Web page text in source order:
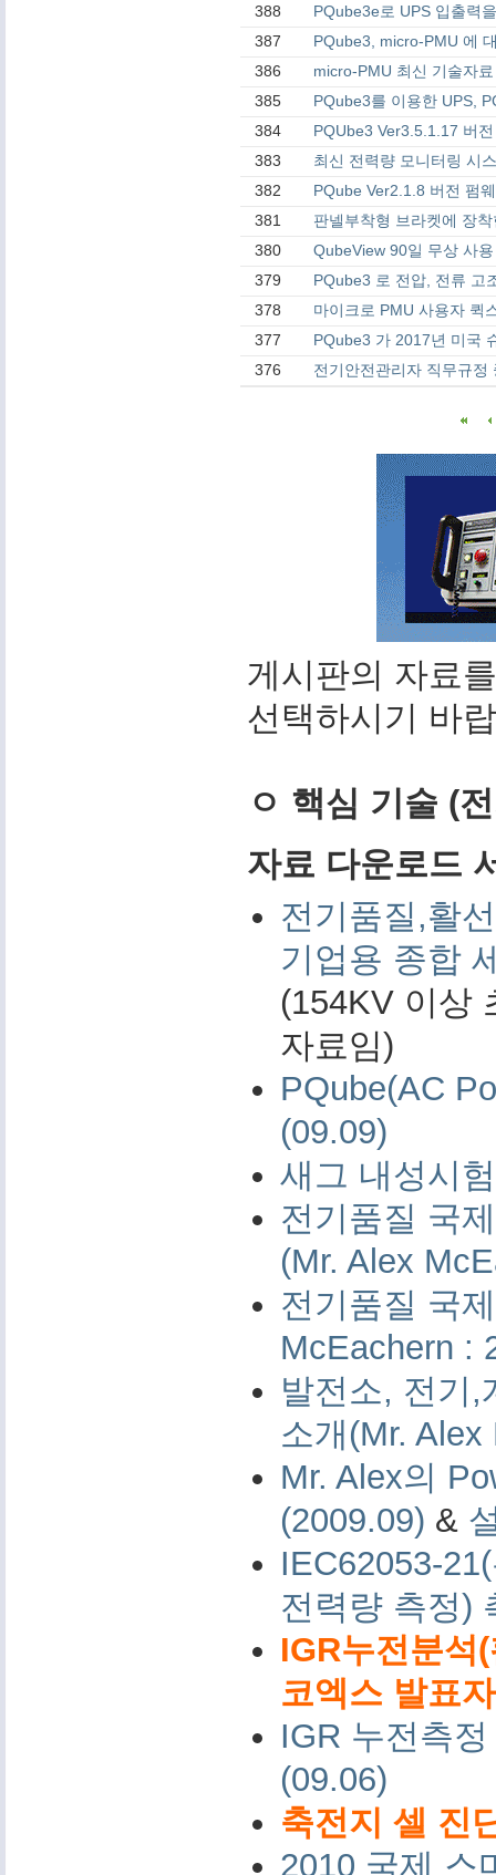
388
PQube3e로 UPS 입출력
387
PQube3, micro-PMU 에
386
micro-PMU 최신 기술자
385
PQube3를 이용한 UPS,
384
PQUbe3 Ver3.5.1.17 버
383
최신 전력량 모니터링 시
382
PQube Ver2.1.8 버전 펌
381
판넬부착형 브라켓에 장
380
QubeView 90일 무상 사
379
PQube3 로 전압, 전류 고
378
마이크로 PMU 사용자 퀵
377
PQube3 가 2017년 미국
376
전기안전관리자 직무규
게시판의 자료
선택하시기 바
ㅇ 핵심 기술 (
자료 다운로드
전기품질,활
기업용 종합
(154KV 이상
자료임)
PQube(AC
(09.09)
새그 내성시
전기품질 국
(Mr. Alex
전기품질 국
McEachern :
발전소, 전기,
소개(Mr.
Mr. Alex의
(2009.09) &
IEC62053-
전력량 측정)
IGR누전분석
코엑스 발표
IGR 누전측
(09.06)
축전지 셀 진
2010 국제 스